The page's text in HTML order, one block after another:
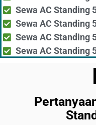
Sewa AC Standing
Sewa AC Standing
Sewa AC Standing
Sewa AC Standing